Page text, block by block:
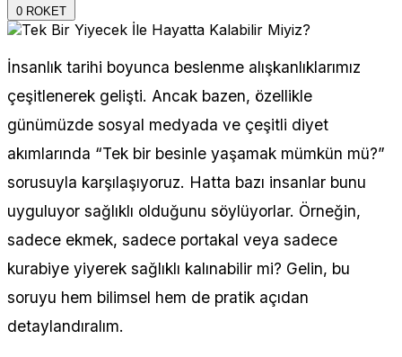
0 ROKET
İnsanlık tarihi boyunca beslenme alışkanlıklarımız
çeşitlenerek gelişti. Ancak bazen, özellikle
günümüzde sosyal medyada ve çeşitli diyet
akımlarında “Tek bir besinle yaşamak mümkün mü?”
sorusuyla karşılaşıyoruz. Hatta bazı insanlar bunu
uyguluyor sağlıklı olduğunu söylüyorlar. Örneğin,
sadece ekmek, sadece portakal veya sadece
kurabiye yiyerek sağlıklı kalınabilir mi? Gelin, bu
soruyu hem bilimsel hem de pratik açıdan
detaylandıralım.